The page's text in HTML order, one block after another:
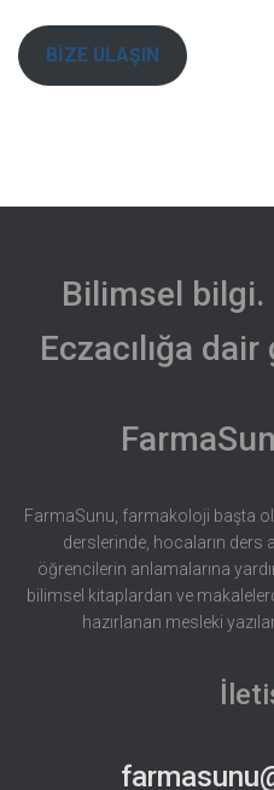
BİZE ULAŞIN
Bilimsel bilgi.
Eczacılığa
FarmaSunu, farmakoloji başta
derslerinde, hocaların ders
öğrencilerin anlamalarına
bilimsel kitaplardan ve
hazırlanan mesleki